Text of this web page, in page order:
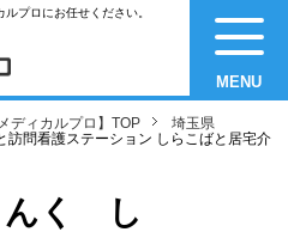
プロにお任せください。
MENU
ディカルプロ】TOP
埼玉県
問看護ステーション しらこばと居宅介
んく し